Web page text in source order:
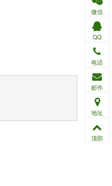
微信
QQ
电话
邮件
地址
顶部